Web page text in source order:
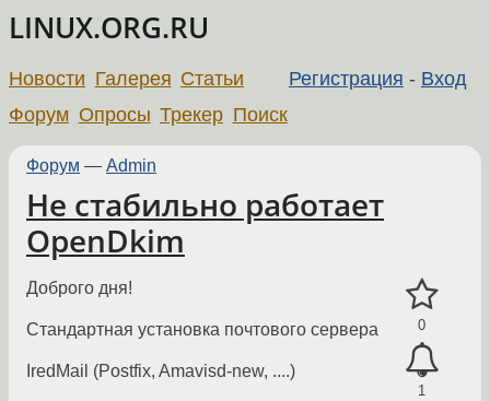
LINUX.ORG.RU
Регистрация - Вход
Новости Галерея Статьи
Форум Опросы Трекер Поиск
Форум — Admin
Не стабильно работает
OpenDkim
0
1
Доброго дня!
Стандартная установка почтового сервера
IredMail (Postfix, Amavisd-new, ....)